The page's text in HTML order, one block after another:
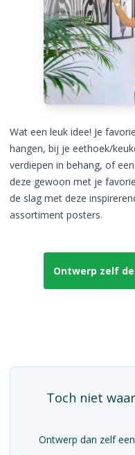
Wat een leuk idee! Je
hangen, bij je eethoek/
verdiepen in behang, of
deze gewoon met je
de slag met deze
assortiment posters.
Ontwerp zelf
Toch niet
Ontwerp dan zelf